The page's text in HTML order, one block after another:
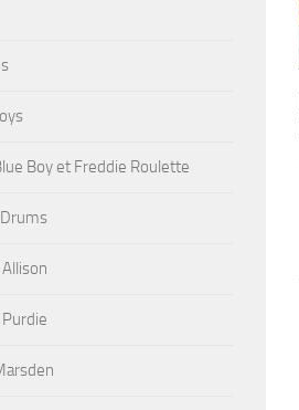
Boy et Freddie Roulette